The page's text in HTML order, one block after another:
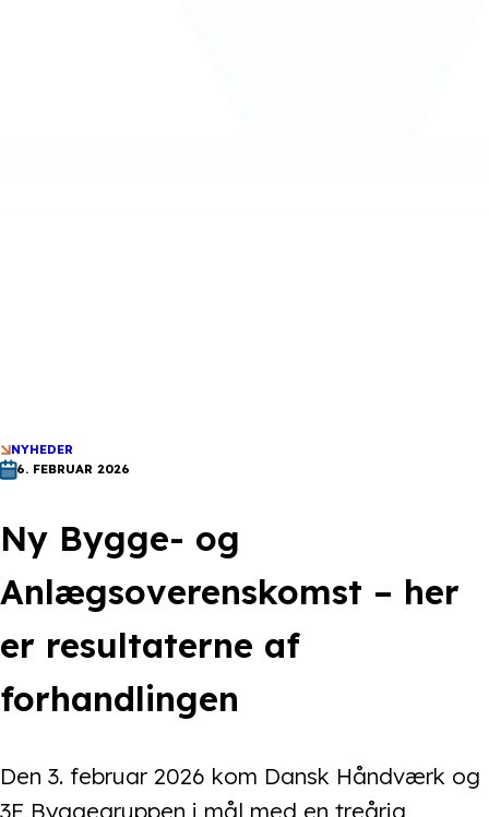
NYHEDER
6. FEBRUAR 2026
Ny Bygge- og
Anlægsoverenskomst – her
er resultaterne af
forhandlingen
Den 3. februar 2026 kom Dansk Håndværk og
3F Byggegruppen i mål med en treårig